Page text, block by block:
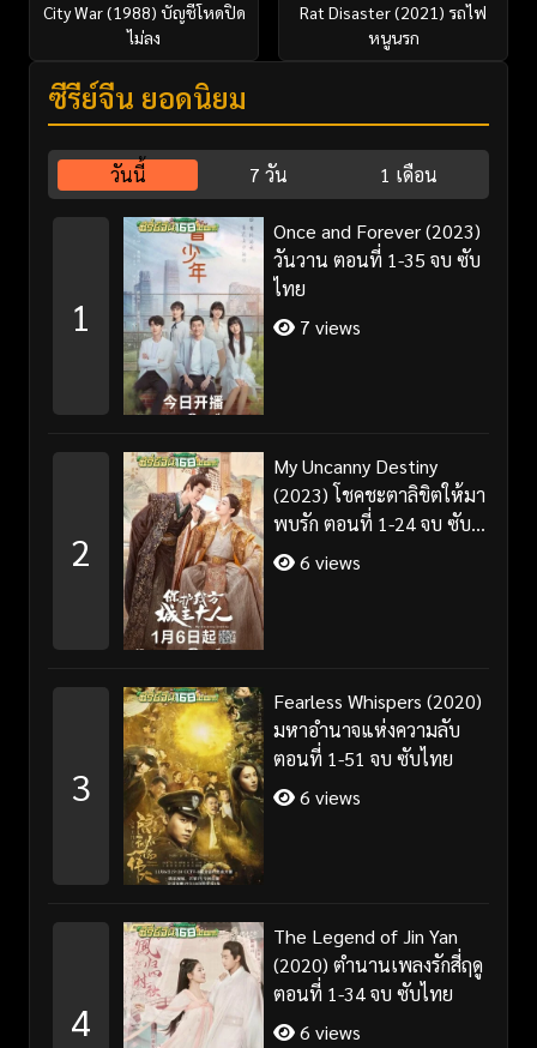
City War (1988) บัญชีโหดปิด
ไม่ลง
Rat Disaster (2021) รถไฟ
หนูนรก
ซีรี่ย์จีน ยอดนิยม
วันนี้ 7 วัน 1 เดือน
1
Once and Forever (2023)
วันวาน ตอนที่ 1-35 จบ ซับ
ไทย
7 views
2
My Uncanny Destiny
(2023) โชคชะตาลิขิตให้มา
พบรัก ตอนที่ 1-24 จบ ซับ
ไทย/พากย์ไทย
6 views
3
Fearless Whispers (2020)
มหาอำนาจแห่งความลับ
ตอนที่ 1-51 จบ ซับไทย
6 views
4
The Legend of Jin Yan
(2020) ตำนานเพลงรักสี่ฤดู
ตอนที่ 1-34 จบ ซับไทย
6 views